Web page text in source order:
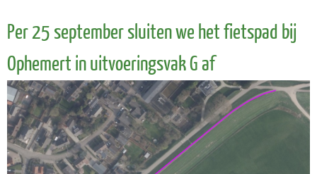
Per 25 september sluiten we het fietspad bij
Ophemert in uitvoeringsvak G af